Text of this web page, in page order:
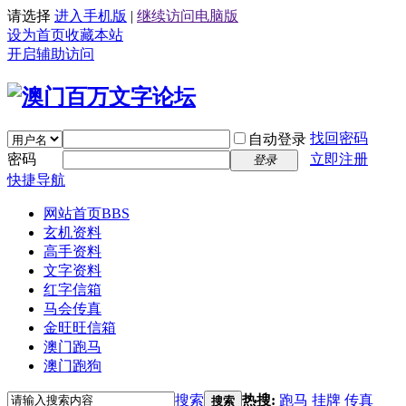
请选择 进入手机版 | 继续访问电脑版
设为首页收藏本站
开启辅助访问
自动登录 找回密码
密码
登录
立即注册
快捷导航
网站首页BBS
玄机资料
高手资料
文字资料
红字信箱
马会传真
金旺旺信箱
澳门跑马
澳门跑狗
搜索 搜索 热搜: 跑马 挂牌 传真